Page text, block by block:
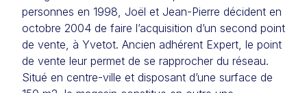
personnes en 1998, Joël et Jean-Pierre décident en
octobre 2004 de faire l’acquisition d’un second point
de vente, à Yvetot. Ancien adhérent Expert, le point
de vente leur permet de se rapprocher du réseau.
Situé en centre-ville et disposant d’une surface de